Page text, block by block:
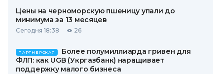
Цены на черноморскую пшеницу упали до
минимума за 13 месяцев
Сегодня 18:38 26
ПАРТНЕРСКАЯ
Более полумиллиарда гривен для
ФЛП: как UGB (Укргазбанк) наращивает
поддержку малого бизнеса